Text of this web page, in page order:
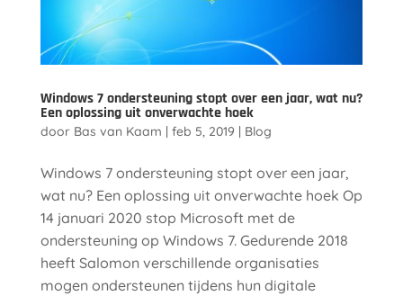
Windows 7 ondersteuning stopt over een jaar, wat nu?
Een oplossing uit onverwachte hoek
door Bas van Kaam | feb 5, 2019 | Blog
Windows 7 ondersteuning stopt over een jaar,
wat nu? Een oplossing uit onverwachte hoek Op
14 januari 2020 stop Microsoft met de
ondersteuning op Windows 7. Gedurende 2018
heeft Salomon verschillende organisaties
mogen ondersteunen tijdens hun digitale